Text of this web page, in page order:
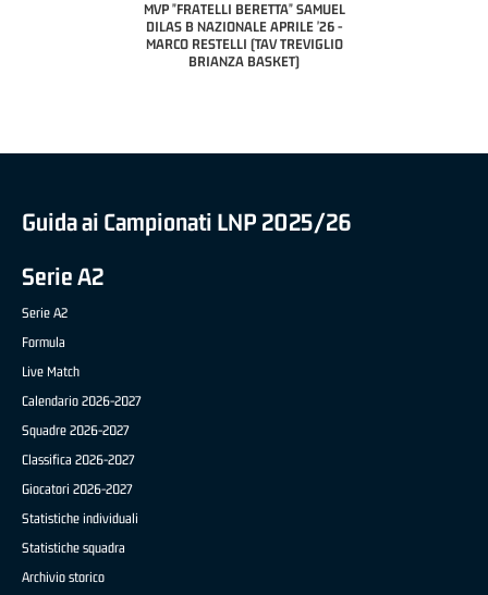
MVP "FRATELLI BERETTA" SAMUEL
DILAS B NAZIONALE APRILE '26 -
MARCO RESTELLI (TAV TREVIGLIO
BRIANZA BASKET)
Guida ai Campionati LNP 2025/26
Serie A2
Serie A2
Formula
Live Match
Calendario 2026-2027
Squadre 2026-2027
Classifica 2026-2027
Giocatori 2026-2027
Statistiche individuali
Statistiche squadra
Archivio storico